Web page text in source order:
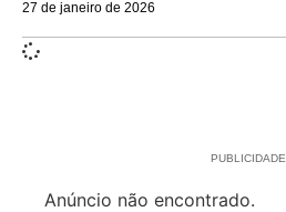
27 de janeiro de 2026
PUBLICIDADE
Anúncio não encontrado.